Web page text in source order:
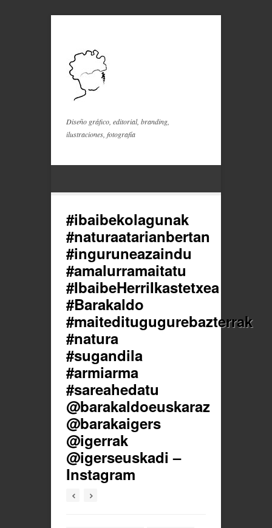
Diseño gráfico, editorial, branding,
ilustraciones, fotografía
#ibaibekolagunak
#naturaatarianbertan
#inguruneazaindu
#amalurramaitatu
#IbaibeHerriIkastetxea
#Barakaldo
#maiteditugugurebazterrak
#natura
#sugandila
#armiarma
#sareahedatu
@barakaldoeuskaraz
@barakaigers
@igerrak
@igerseuskadi –
Instagram